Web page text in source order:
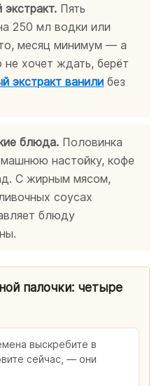
Пять
250 мл водки или
месяц минимум — а
хочет ждать, берёт
экстракт ванили без
блюда. Половинка
настойку, кофе
С жирным мясом,
соусах
блюду
палочки: четыре
выскребите в
сейчас, — они